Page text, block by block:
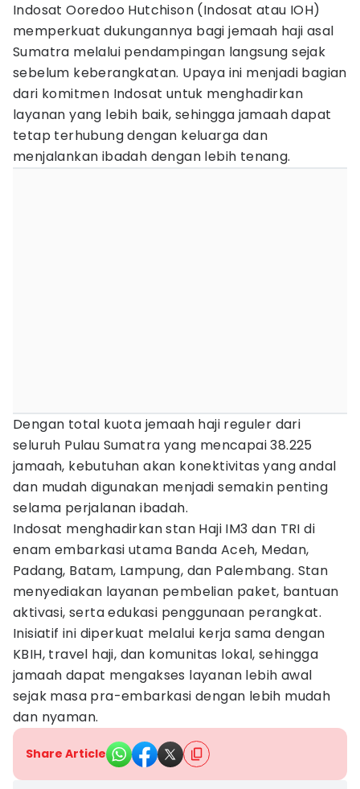
Indosat Ooredoo Hutchison (Indosat atau IOH)
memperkuat dukungannya bagi jemaah haji asal
Sumatra melalui pendampingan langsung sejak
sebelum keberangkatan. Upaya ini menjadi bagian
dari komitmen Indosat untuk menghadirkan
layanan yang lebih baik, sehingga jamaah dapat
tetap terhubung dengan keluarga dan
menjalankan ibadah dengan lebih tenang.
Dengan total kuota jemaah haji reguler dari
seluruh Pulau Sumatra yang mencapai 38.225
jamaah, kebutuhan akan konektivitas yang andal
dan mudah digunakan menjadi semakin penting
selama perjalanan ibadah.
Indosat menghadirkan stan Haji IM3 dan TRI di
enam embarkasi utama Banda Aceh, Medan,
Padang, Batam, Lampung, dan Palembang. Stan
menyediakan layanan pembelian paket, bantuan
aktivasi, serta edukasi penggunaan perangkat.
Inisiatif ini diperkuat melalui kerja sama dengan
KBIH, travel haji, dan komunitas lokal, sehingga
jamaah dapat mengakses layanan lebih awal
sejak masa pra-embarkasi dengan lebih mudah
dan nyaman.
Share Article